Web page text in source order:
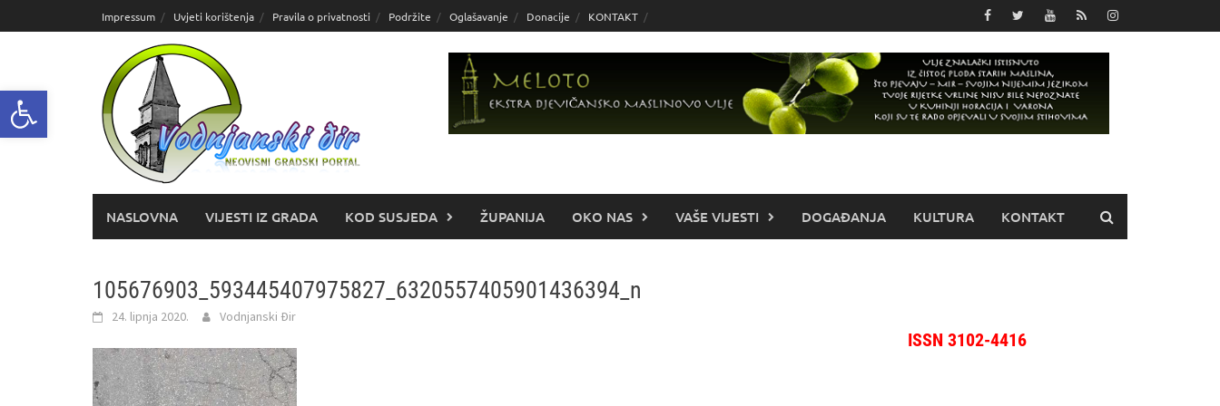
Open toolbar
do
Impressum Uvjeti korištenja Pravila o privatnosti Podržite Oglašavanje Donacije KONTAKT
NASLOVNA VIJESTI IZ GRADA KOD SUSJEDA ŽUPANIJA OKO NAS VAŠE VIJESTI DOGAĐANJA KULTURA KONTAKT
105676903_593445407975827_6320557405901436394_n
24. lipnja 2020. Vodnjanski Đir
ISSN 3102-4416